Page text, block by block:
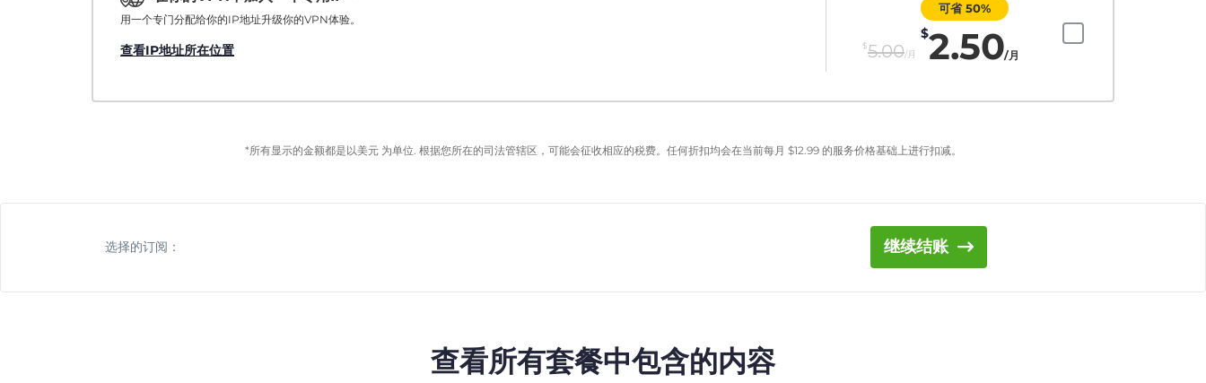
用一个专门分配给你的IP地址升级你的VPN体验。
查看IP地址所在位置 $5.00/月
可省 50%
$2.50/月
*所有显示的金额都是以美元 为单位. 根据您所在的司法管辖区，可能会征收相应的税费。任何折扣均会在当前每月 $12.99的服务价格基础上进行扣减。
选择的订阅： 继续结账
查看所有套餐中包含的内容